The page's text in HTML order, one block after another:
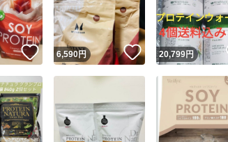
他フリマ実績◯+ このユーザーは他
スピード&安心発送
※このバッジは実績に基づく表示であり、発送を
スピード＆安心発送
このユーザーは
ます
出品
キ
いいね！
6,590円 いいね！
20,799円